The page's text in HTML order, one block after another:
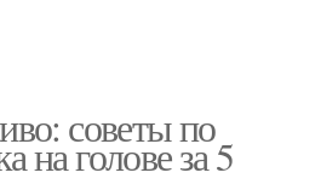
советы по
на голове за 5